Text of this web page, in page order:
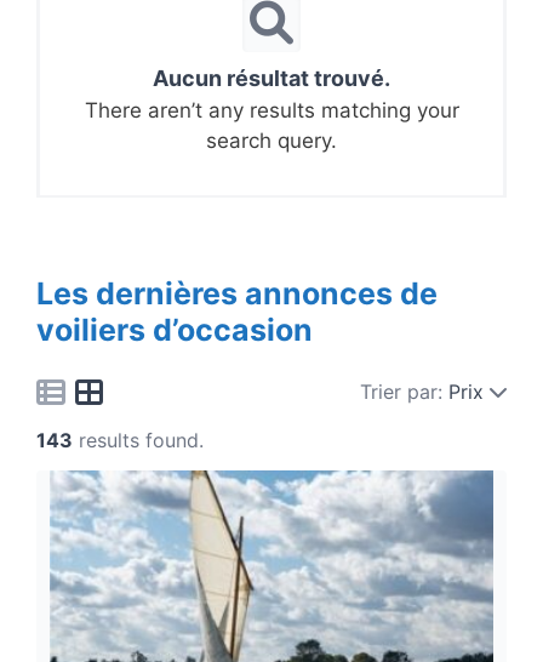
Aucun résultat trouvé.
There aren’t any results matching your
search query.
Les dernières annonces de
voiliers d’occasion
Trier par: Prix
143 results found.